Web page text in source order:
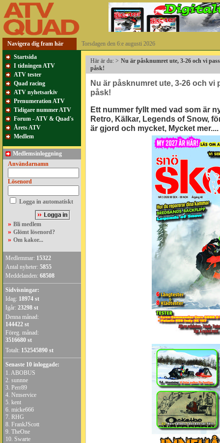
Navigera dig fram här
Torsdagen den 6:e augusti 2026
Startsida
I tidningen ATV
ATV tester
Quad racing
ATV nyhetsarkiv
Prenumeration ATV
Tidigare nummer ATV
Forum - ATV & Quad's
Årets ATV
Medlem
Medlemsinloggning
Användarnamn
Lösenord
Logga in automatiskt
» Bli medlem
» Glömt lösenord?
» Om kakor...
Medlemmar: 15322
Antal nyheter: 5855
Meddelanden: 68508
Sidvisningar:
Idag: 18974 st
Igår: 23298 st
Denna månad:
144422 st
Föreg. månad:
3516680 st
Totalt: 152545890 st
Senaste 10 inloggade:
1. ABOBUS
2. sunnne
3. Perr89
4. Nmservice
5. kent
6. micke666
7. RHG
8. FrankJScott
9. TheOne
10. Swarte
Här är du: > Nu är påsknumret ute, 3-26 och vi
påsk!
Nu är påsknumret ute, 3-26 och
påsk!
Ett nummer fyllt med vad som är
Retro, Kälkar, Legends of Snow,
är gjord och mycket, Mycket mer....